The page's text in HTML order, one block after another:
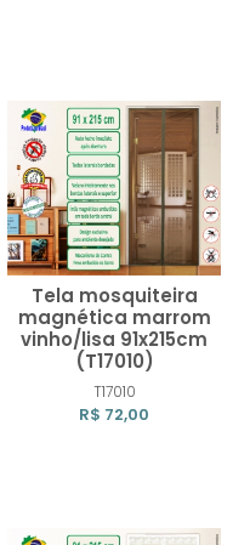
Tela mosquiteira
magnética marrom
vinho/lisa 91x215cm
(T17010)
T17010
R$ 72,00